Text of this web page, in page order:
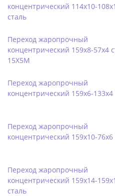
концентрический 114х10-
сталь
Переход жаропрочный
концентрический 159х8-57х4
15Х5М
Переход жаропрочный
концентрический 159х6-133х4
Переход жаропрочный
концентрический 159х10-76х6
Переход жаропрочный
концентрический 159х14-
сталь